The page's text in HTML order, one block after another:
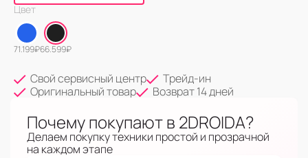
Цвет
71.199₽66.599₽
Свой сервисный центр
Трейд-ин
Оригинальный товар
Возврат 14 дней
Почему покупают в 2DROIDA?
Делаем покупку техники простой и прозрачной
на каждом этапе